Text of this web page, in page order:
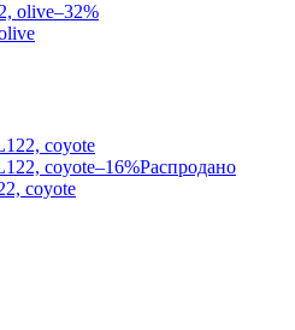
–32%
–16%Распродано
coyote